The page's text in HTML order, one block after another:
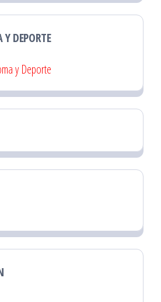
DEPORTE